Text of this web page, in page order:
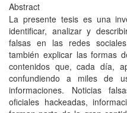
Abstract
La presente tesis es una
identificar, analizar y
falsas en las redes
también explicar las formas
contenidos que, cada día,
confundiendo a miles de
informaciones. Noticias
oficiales hackeadas,